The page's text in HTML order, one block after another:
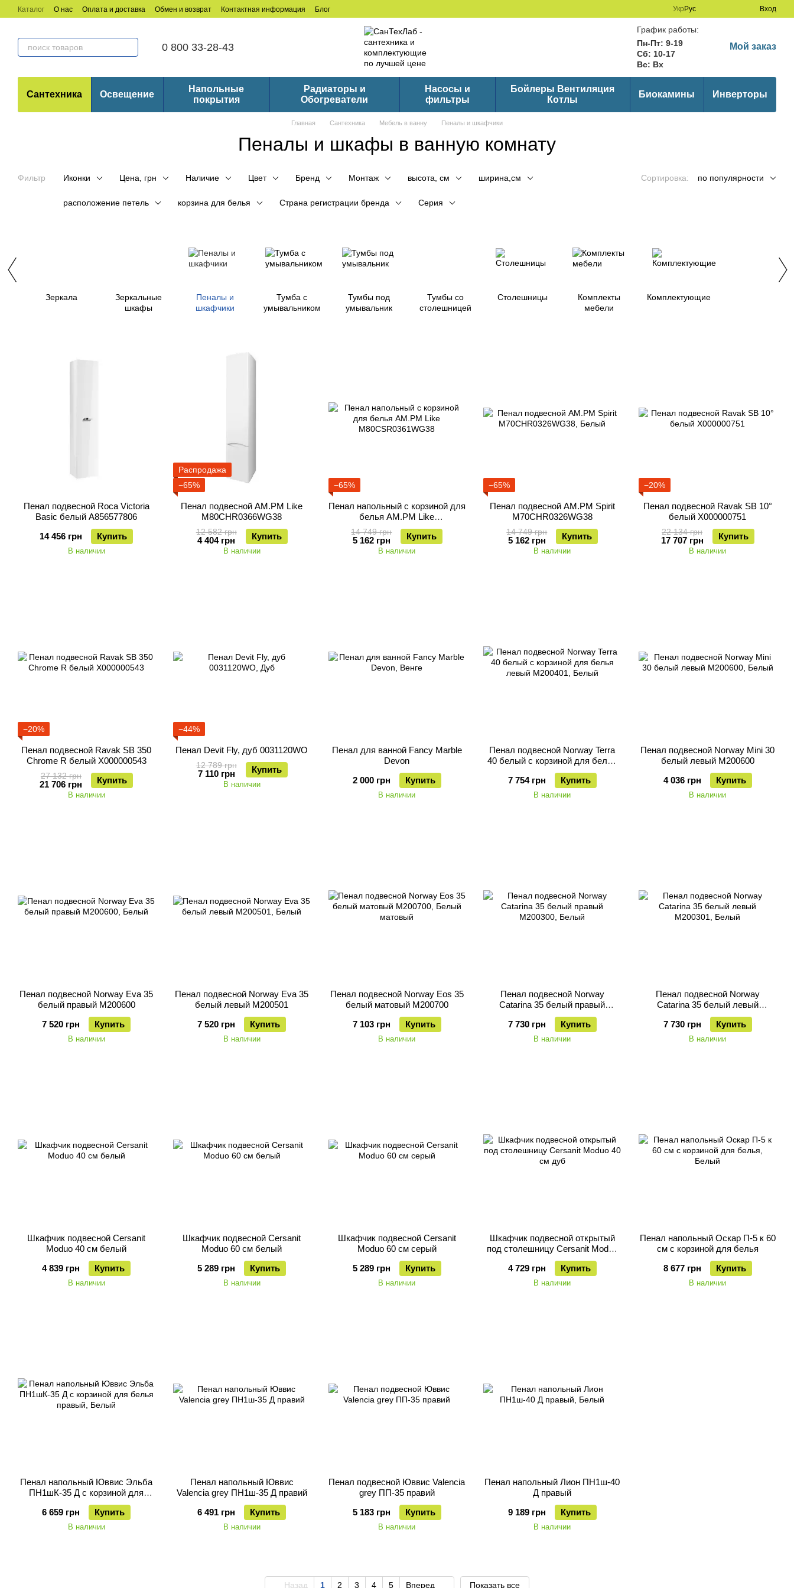
Перейти к основному контенту
Каталог О нас Оплата и доставка Обмен и возврат Контактная информация Блог Укр Рус Вход
0 800 33-28-43
График работы:
Пн-Пт: 9-19
Сб: 10-17
Вс: Вх
Мой заказ
Сантехника Освещение
Напольные
покрытия
Радиаторы и
Обогреватели
Насосы и
фильтры
Бойлеры Вентиляция
Котлы
Биокамины Инверторы
Главная Сантехника Мебель в ванну Пеналы и шкафчики
Пеналы и шкафы в ванную комнату
Фильтр Иконки Цена, грн Наличие Цвет Бренд Монтаж высота, см ширина,см
расположение петель корзина для белья Страна регистрации бренда Серия
Сортировка: по популярности
Зеркала
Зеркальные
шкафы
Пеналы и
шкафчики
Тумба с
умывальником
Тумбы под
умывальник
Тумбы со
столешницей
Столешницы
Комплекты
мебели
Комплектующие
Пенал подвесной Roca Victoria
Basic белый A856577806
14 456 грн
Купить
В наличии
Распродажа
−65%
Пенал подвесной AM.PM Like
M80CHR0366WG38
12 582 грн
4 404 грн Купить
В наличии
−65%
Пенал напольный с корзиной для
белья AM.PM Like
M80CSR0361WG38
14 749 грн
5 162 грн Купить
В наличии
−65%
Пенал подвесной AM.PM Spirit
M70CHR0326WG38
14 749 грн
5 162 грн Купить
В наличии
−20%
Пенал подвесной Ravak SB 10°
белый X000000751
22 134 грн
17 707 грн Купить
В наличии
−20%
Пенал подвесной Ravak SB 350
Chrome R белый X000000543
27 132 грн
21 706 грн Купить
В наличии
−44%
Пенал Devit Fly, дуб 0031120WO
12 789 грн
7 110 грн Купить
В наличии
Пенал для ванной Fancy Marble
Devon
2 000 грн
Купить
В наличии
Пенал подвесной Norway Terra
40 белый с корзиной для белья
левый M200401
7 754 грн
Купить
В наличии
Пенал подвесной Norway Mini 30
белый левый M200600
4 036 грн
Купить
В наличии
Пенал подвесной Norway Eva 35
белый правый M200600
7 520 грн
Купить
В наличии
Пенал подвесной Norway Eva 35
белый левый M200501
7 520 грн
Купить
В наличии
Пенал подвесной Norway Eos 35
белый матовый M200700
7 103 грн
Купить
В наличии
Пенал подвесной Norway
Catarina 35 белый правый
M200300
7 730 грн
Купить
В наличии
Пенал подвесной Norway
Catarina 35 белый левый
M200301
7 730 грн
Купить
В наличии
Шкафчик подвесной Cersanit
Moduo 40 см белый
4 839 грн
Купить
В наличии
Шкафчик подвесной Cersanit
Moduo 60 см белый
5 289 грн
Купить
В наличии
Шкафчик подвесной Cersanit
Moduo 60 см серый
5 289 грн
Купить
В наличии
Шкафчик подвесной открытый
под столешницу Cersanit Moduo
40 см дуб
4 729 грн
Купить
В наличии
Пенал напольный Оскар П-5 к 60
см с корзиной для белья
8 677 грн
Купить
В наличии
Пенал напольный Юввис Эльба
ПН1шК-35 Д с корзиной для
белья правый
6 659 грн
Купить
В наличии
Пенал напольный Юввис
Valencia grey ПН1ш-35 Д правий
6 491 грн
Купить
В наличии
Пенал подвесной Юввис Valencia
grey ПП-35 правий
5 183 грн
Купить
В наличии
Пенал напольный Лион ПН1ш-40
Д правый
9 189 грн
Купить
В наличии
Назад 1 2 3 4 5 Вперед Показать все